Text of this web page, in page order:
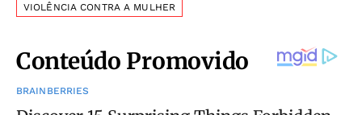
VIOLÊNCIA CONTRA A MULHER